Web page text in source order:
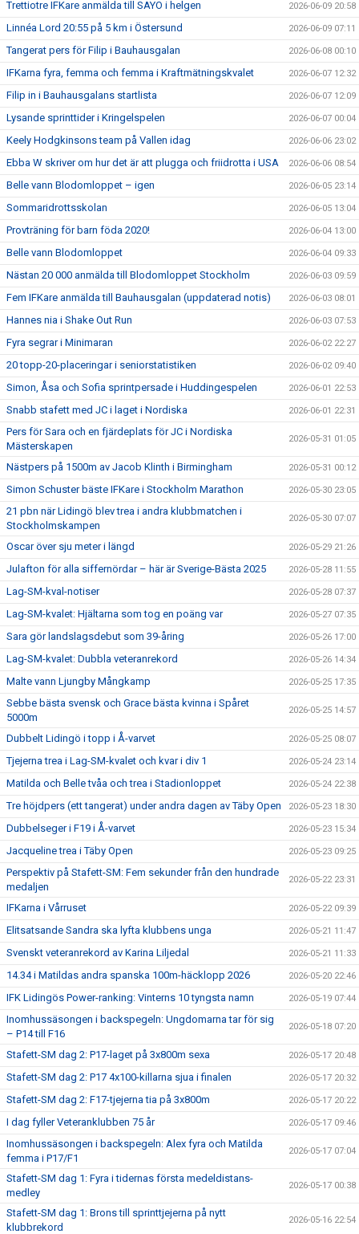
Trettiotre IFKare anmälda till SAYO i helgen 2026-06-09 20:58
Linnéa Lord 20:55 på 5 km i Östersund 2026-06-09 07:11
Tangerat pers för Filip i Bauhausgalan 2026-06-08 00:10
IFKarna fyra, femma och femma i Kraftmätningskvalet 2026-06-07 12:32
Filip in i Bauhausgalans startlista 2026-06-07 12:09
Lysande sprinttider i Kringelspelen 2026-06-07 00:04
Keely Hodgkinsons team på Vallen idag 2026-06-06 23:02
Ebba W skriver om hur det är att plugga och friidrotta i USA 2026-06-06 08:54
Belle vann Blodomloppet – igen 2026-06-05 23:14
Sommaridrottsskolan 2026-06-05 13:04
Provträning för barn föda 2020! 2026-06-04 13:00
Belle vann Blodomloppet 2026-06-04 09:33
Nästan 20 000 anmälda till Blodomloppet Stockholm 2026-06-03 09:59
Fem IFKare anmälda till Bauhausgalan (uppdaterad notis) 2026-06-03 08:01
Hannes nia i Shake Out Run 2026-06-03 07:53
Fyra segrar i Minimaran 2026-06-02 22:27
20 topp-20-placeringar i seniorstatistiken 2026-06-02 09:40
Simon, Åsa och Sofia sprintpersade i Huddingespelen 2026-06-01 22:53
Snabb stafett med JC i laget i Nordiska 2026-06-01 22:31
Pers för Sara och en fjärdeplats för JC i Nordiska
Mästerskapen
2026-05-31 01:05
Nästpers på 1500m av Jacob Klinth i Birmingham 2026-05-31 00:12
Simon Schuster bäste IFKare i Stockholm Marathon 2026-05-30 23:05
21 pbn när Lidingö blev trea i andra klubbmatchen i
Stockholmskampen
2026-05-30 07:07
Oscar över sju meter i längd 2026-05-29 21:26
Julafton för alla siffernördar – här är Sverige-Bästa 2025 2026-05-28 11:55
Lag-SM-kval-notiser 2026-05-28 07:37
Lag-SM-kvalet: Hjältarna som tog en poäng var 2026-05-27 07:35
Sara gör landslagsdebut som 39-åring 2026-05-26 17:00
Lag-SM-kvalet: Dubbla veteranrekord 2026-05-26 14:34
Malte vann Ljungby Mångkamp 2026-05-25 17:35
Sebbe bästa svensk och Grace bästa kvinna i Spåret
5000m
2026-05-25 14:57
Dubbelt Lidingö i topp i Å-varvet 2026-05-25 08:07
Tjejerna trea i Lag-SM-kvalet och kvar i div 1 2026-05-24 23:14
Matilda och Belle tvåa och trea i Stadionloppet 2026-05-24 22:38
Tre höjdpers (ett tangerat) under andra dagen av Täby Open 2026-05-23 18:30
Dubbelseger i F19 i Å-varvet 2026-05-23 15:34
Jacqueline trea i Täby Open 2026-05-23 09:25
Perspektiv på Stafett-SM: Fem sekunder från den hundrade
medaljen
2026-05-22 23:31
IFKarna i Vårruset 2026-05-22 09:39
Elitsatsande Sandra ska lyfta klubbens unga 2026-05-21 11:47
Svenskt veteranrekord av Karina Liljedal 2026-05-21 11:33
14.34 i Matildas andra spanska 100m-häcklopp 2026 2026-05-20 22:46
IFK Lidingös Power-ranking: Vinterns 10 tyngsta namn 2026-05-19 07:44
Inomhussäsongen i backspegeln: Ungdomarna tar för sig
– P14 till F16
2026-05-18 07:20
Stafett-SM dag 2: P17-laget på 3x800m sexa 2026-05-17 20:48
Stafett-SM dag 2: P17 4x100-killarna sjua i finalen 2026-05-17 20:32
Stafett-SM dag 2: F17-tjejerna tia på 3x800m 2026-05-17 20:22
I dag fyller Veteranklubben 75 år 2026-05-17 09:46
Inomhussäsongen i backspegeln: Alex fyra och Matilda
femma i P17/F1
2026-05-17 07:04
Stafett-SM dag 1: Fyra i tidernas första medeldistans-
medley
2026-05-17 00:38
Stafett-SM dag 1: Brons till sprinttjejerna på nytt
klubbrekord
2026-05-16 22:54